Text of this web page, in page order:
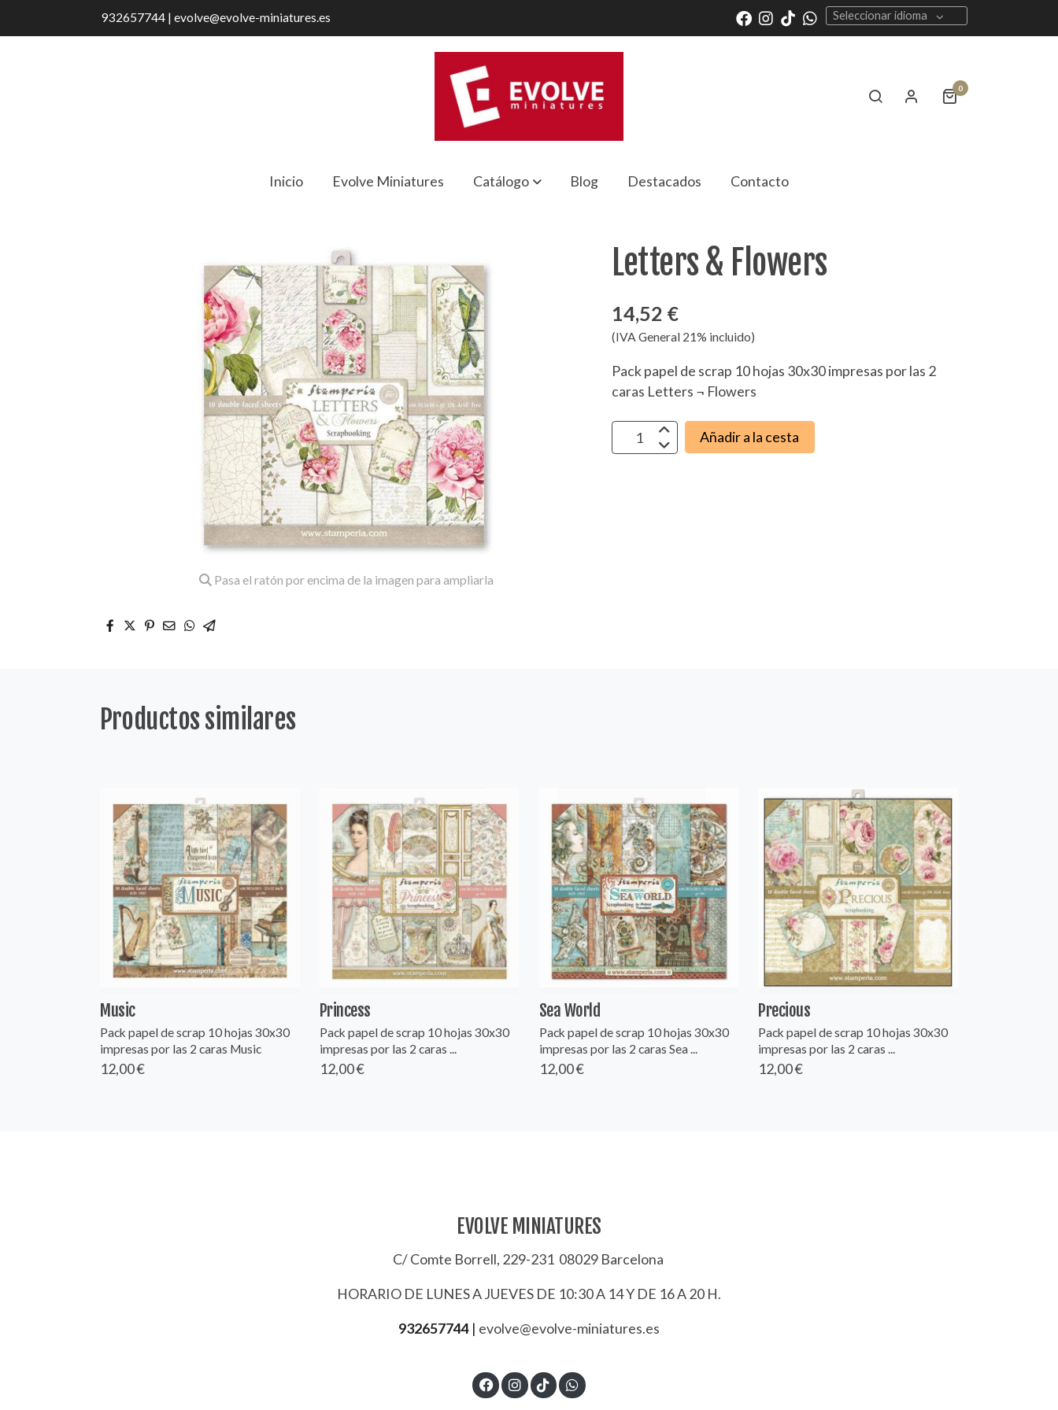
932657744 | evolve@evolve-miniatures.es Seleccionar idioma
0
Inicio Evolve Miniatures Catálogo Blog Destacados Contacto
Pasa el ratón por encima de la imagen para ampliarla
Letters & Flowers
14,52 €
(IVA General 21% incluido)
Pack papel de scrap 10 hojas 30x30 impresas por las 2
caras Letters ¬ Flowers
Añadir a la cesta
Productos similares
Music
Pack papel de scrap 10 hojas 30x30
impresas por las 2 caras Music
12,00 €
Princess
Pack papel de scrap 10 hojas 30x30
impresas por las 2 caras ...
12,00 €
Sea World
Pack papel de scrap 10 hojas 30x30
impresas por las 2 caras Sea ...
12,00 €
Precious
Pack papel de scrap 10 hojas 30x30
impresas por las 2 caras ...
12,00 €
EVOLVE MINIATURES
C/ Comte Borrell, 229-231 08029 Barcelona
HORARIO DE LUNES A JUEVES DE 10:30 A 14 Y DE 16 A 20 H.
932657744 | evolve@evolve-miniatures.es